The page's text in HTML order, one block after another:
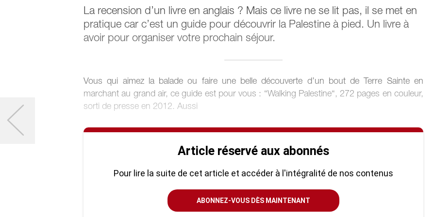
La recension d’un livre en anglais ? Mais ce livre ne se lit pas, il se met en
pratique car c’est un guide pour découvrir la Palestine à pied. Un livre à
avoir pour organiser votre prochain séjour.
Vous qui aimez la balade ou faire une belle découverte d’un bout de Terre Sainte en
marchant au grand air, ce guide est pour vous : “Walking Palestine“, 272 pages en couleur,
sorti de presse en 2012. Aussi
Article réservé aux abonnés
Pour lire la suite de cet article et accéder à l'intégralité de nos contenus
ABONNEZ-VOUS DÈS MAINTENANT